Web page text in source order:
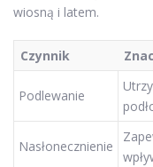
wiosną i latem.
Czynnik
Podlewanie
Nasłonecznienie